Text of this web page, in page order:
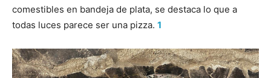
comestibles en bandeja de plata, se destaca lo que a
todas luces parece ser una pizza. 1